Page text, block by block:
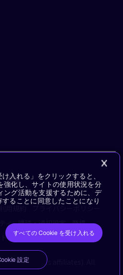
ィ 購読・通知設定 商標
メント
用語集
(or its affiliates). All
入れる」をクリックすると、
強化し、サイトの使用状況を分
ング活動を支援するために、デ
ることに同意したことになり
すべての Cookie を受け入れる
設定